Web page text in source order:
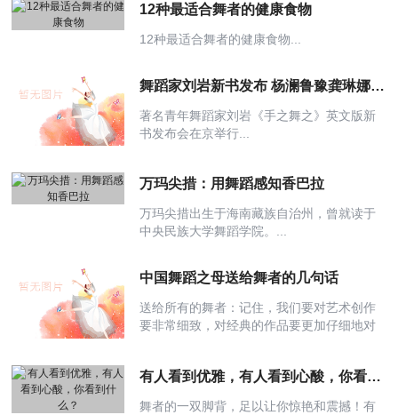
12种最适合舞者的健康食物
12种最适合舞者的健康食物...
舞蹈家刘岩新书发布 杨澜鲁豫龚琳娜助阵
著名青年舞蹈家刘岩《手之舞之》英文版新
书发布会在京举行...
万玛尖措：用舞蹈感知香巴拉
万玛尖措出生于海南藏族自治州，曾就读于
中央民族大学舞蹈学院。...
中国舞蹈之母送给舞者的几句话
送给所有的舞者：记住，我们要对艺术创作
要非常细致，对经典的作品要更加仔细地对
有人看到优雅，有人看到心酸，你看到什么？
舞者的一双脚背，足以让你惊艳和震撼！有